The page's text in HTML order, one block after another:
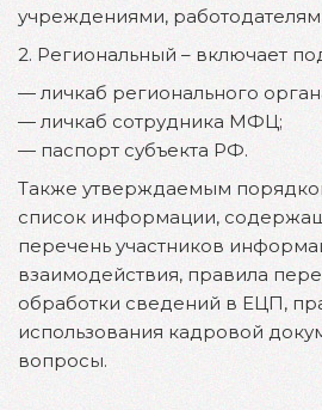
учреждениями,
2. Региональный – включает
— личкаб регионального
— личкаб сотрудника МФЦ;
— паспорт субъекта РФ.
Также утверждаемым
список информации,
перечень участников
взаимодействия, правила
обработки сведений в ЕЦП,
использования кадровой
вопросы.